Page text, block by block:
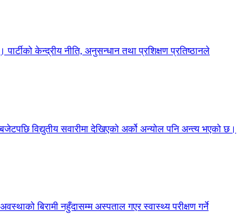
केन्द्रीय नीति, अनुसन्धान तथा प्रशिक्षण प्रतिष्ठानले
विद्युतीय सवारीमा देखिएको अर्को अन्योल पनि अन्त्य भएको छ।
बिरामी नहुँदासम्म अस्पताल गएर स्वास्थ्य परीक्षण गर्ने